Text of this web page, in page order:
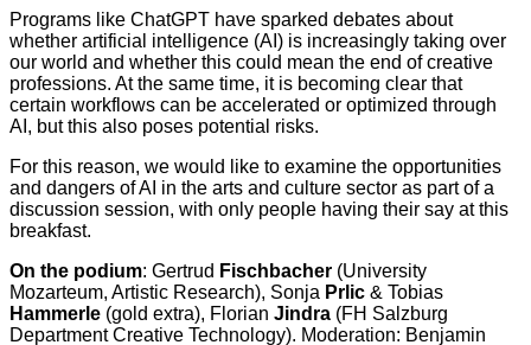
Programs like ChatGPT have sparked debates about
whether artificial intelligence (AI) is increasingly taking over
our world and whether this could mean the end of creative
professions. At the same time, it is becoming clear that
certain workflows can be accelerated or optimized through
AI, but this also poses potential risks.
For this reason, we would like to examine the opportunities
and dangers of AI in the arts and culture sector as part of a
discussion session, with only people having their say at this
breakfast.
On the podium: Gertrud Fischbacher (University
Mozarteum, Artistic Research), Sonja Prlic & Tobias
Hammerle (gold extra), Florian Jindra (FH Salzburg
Department Creative Technology). Moderation: Benjamin